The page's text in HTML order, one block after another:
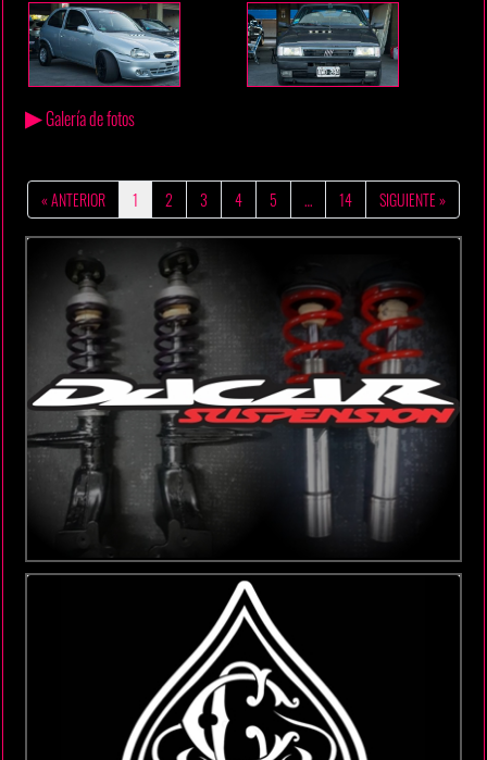
▶Galería de fotos
« ANTERIOR 1 2 3 4 5 … 14 SIGUIENTE »